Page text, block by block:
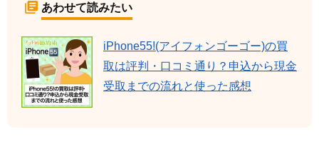
あわせて読みたい
iPhone55!(アイフォンゴーゴー)の買
取は評判・口コミ通り？申込から現金
受取までの流れと使った感想